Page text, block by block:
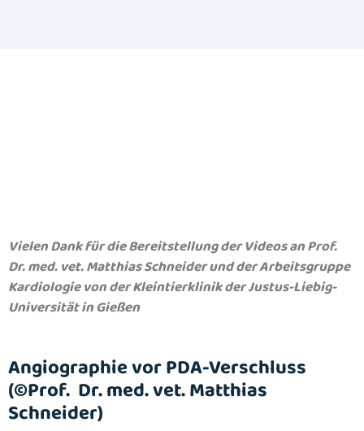
Vielen Dank für die Bereitstellung der Videos an Prof.
Dr. med. vet. Matthias Schneider und der Arbeitsgruppe
Kardiologie von der Kleintierklinik der Justus-Liebig-
Universität in Gießen
Angiographie vor PDA-Verschluss
(©Prof. Dr. med. vet. Matthias
Schneider)